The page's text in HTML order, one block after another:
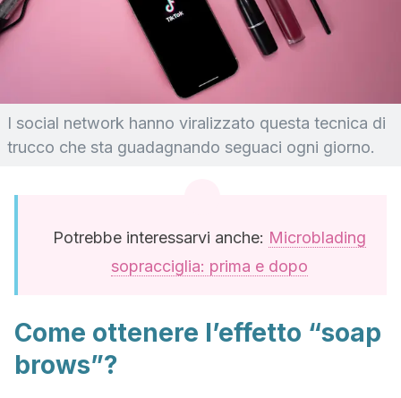
I social network hanno viralizzato questa tecnica di
trucco che sta guadagnando seguaci ogni giorno.
Potrebbe interessarvi anche: Microblading
sopracciglia: prima e dopo
Come ottenere l’effetto “soap
brows”?